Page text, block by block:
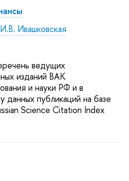
И.В. Ивашковская
ведущих
изданий ВАК
и науки РФ и в
публикаций на базе
Science Citation Index